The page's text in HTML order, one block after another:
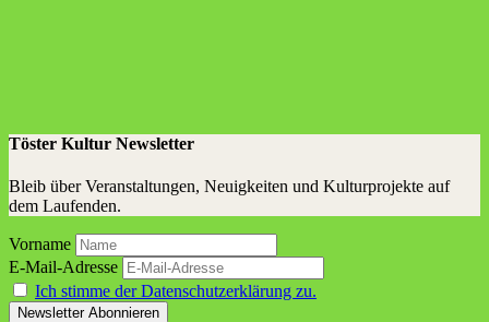
Töster Kultur Newsletter
Bleib über Veranstaltungen, Neuigkeiten und Kulturprojekte auf
dem Laufenden.
Vorname
E-Mail-Adresse
Ich stimme der Datenschutzerklärung zu.